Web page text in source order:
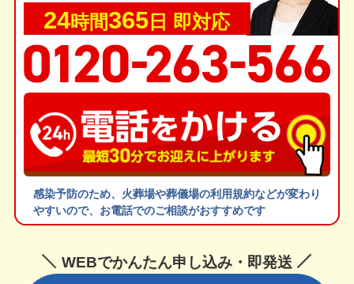
24時間365 日 即対応
感染予防のため、火葬場や葬儀場の利用規約などが変わり
やすいので、お電話でのご相談がおすすめです
WEBでかんたん申し込み・即発送